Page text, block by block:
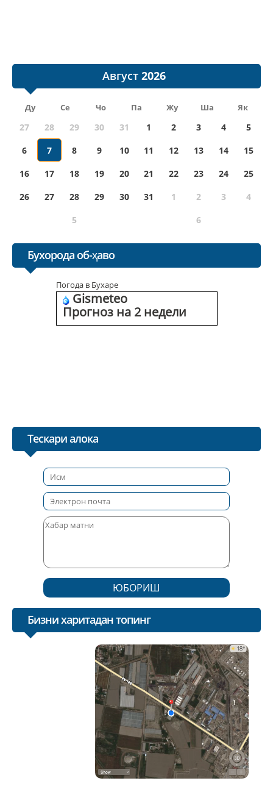
Август
Ду Се Чо Па Жу Ша Як
27 28 29 30 31 1 2 3 4
5
6
7 8 9 10 11 12 13 14
15
16
17 18 19 20 21 22 23 24
25
26
27 28 29 30 31 1 2 3
4
5
6
Бухорода об-ҳаво
Погода в Бухаре
Gismeteo
Прогноз на 2 недели
Тескари алока
ЮБОРИШ
Бизни харитадан топинг